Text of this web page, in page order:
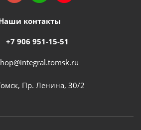
контакты
+7 906 951-15-51
Пр. Ленина, 30/2